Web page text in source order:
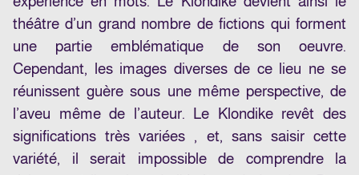
théâtre d’un grand nombre de fictions qui forment
une partie emblématique de son oeuvre.
Cependant, les images diverses de ce lieu ne se
réunissent guère sous une même perspective, de
l’aveu même de l’auteur. Le Klondike revêt des
significations très variées , et, sans saisir cette
variété, il serait impossible de comprendre la